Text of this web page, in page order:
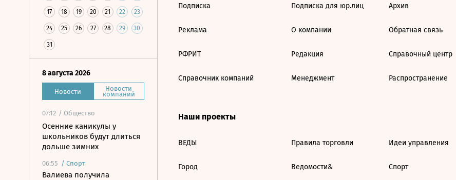
17 18 19 20 21 22 23
24 25 26 27 28 29 30
31
8 августа 2026
Новости Новости
компаний
07:12 / Общество
Осенние каникулы у
школьников будут длиться
дольше зимних
06:55 / Спорт
Валиева получила
Подписка
Реклама
РФРИТ
Справочник компаний
Подписка для юр.лиц
О компании
Редакция
Менеджмент
Архив
Обратная связь
Справочный центр
Распространение
Наши проекты
ВЕДЫ
Город
Правила торговли
Ведомости&
Идеи управления
Спорт